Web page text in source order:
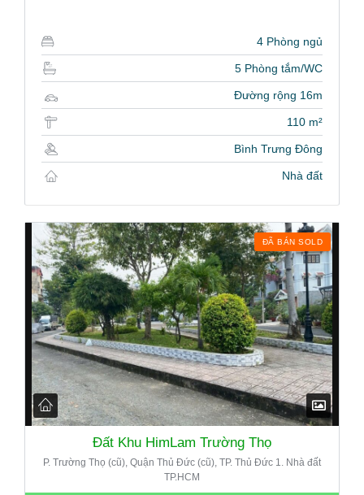
4 Phòng ngủ
5 Phòng tắm/WC
Đường rộng 16m
110 m²
Bình Trưng Đông
Nhà đất
ĐÃ BÁN SOLD
Đất Khu HimLam Trường Thọ
P. Trường Thọ (cũ), Quận Thủ Đức (cũ), TP. Thủ Đức 1. Nhà đất
TP.HCM